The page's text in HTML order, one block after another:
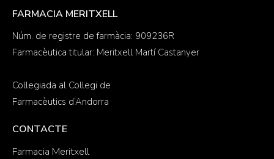
FARMACIA MERITXELL
Núm. de registre de farmàcia: 909236R
Farmacèutica titular: Meritxell Martí Castanyer
Col·legiada al Col·legi de
Farmacèutics d’Andorra
CONTACTE
Farmacia Meritxell